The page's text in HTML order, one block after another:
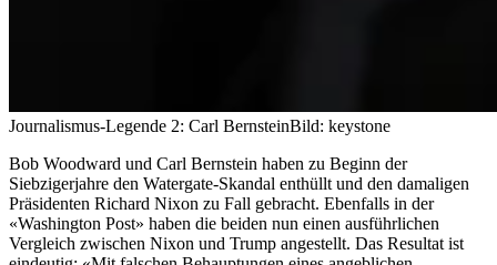
Journalismus-Legende 2: Carl BernsteinBild: keystone
Bob Woodward und Carl Bernstein haben zu Beginn der
Siebzigerjahre den Watergate-Skandal enthüllt und den damaligen
Präsidenten Richard Nixon zu Fall gebracht. Ebenfalls in der
«Washington Post» haben die beiden nun einen ausführlichen
Vergleich zwischen Nixon und Trump angestellt. Das Resultat ist